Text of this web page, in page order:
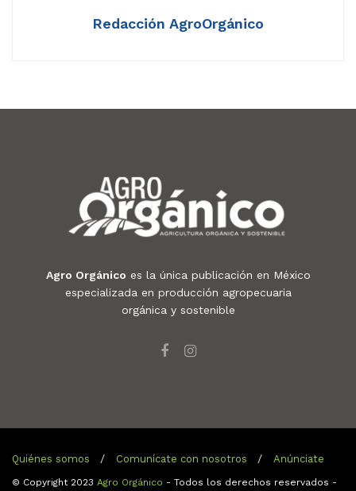
Redacción AgroOrgánico
Agro Orgánico es la única publicación en México
especializada en producción agropecuaria
orgánica y sostenible
Quiénes somos Comunícate con nosotros Anúnciate
© Copyright 2023 Agro Orgánico - Todos los derechos reservados -